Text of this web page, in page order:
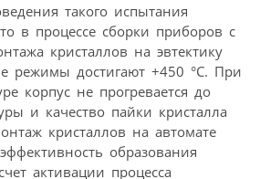
такого испытания
в процессе сборки приборов с
кристаллов на эвтектику
режимы достигают +450 °С. При
корпус не прогревается до
и качество пайки кристалла
кристаллов на автомате
образования
активации процесса